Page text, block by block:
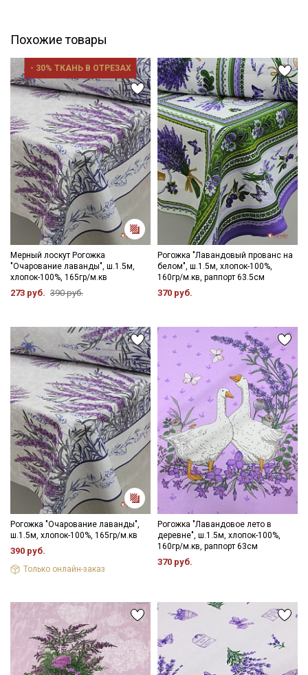
Рекомендации по уходу:
- максимальная температура стирки до 40С в деликатном
режиме;
- стирать отдельно от светлых вещей;
- противопоказано употребление отбеливателей;
- сушить в подвешенном состоянии;
- гладить с изнаночной стороны.
Цветопередача может отличаться от оригинального цвета
ткани в зависимости от настроек вашего монитора, и в
зависимости от партии тон ткани может отличаться.
Похожие товары
- 30% ТКАНЬ В ОТРЕЗАХ
Мерный лоскут Рогожка
"Очарование лаванды", ш.1.5м,
хлопок-100%, 165гр/м.кв
273 руб. 390 руб.
Рогожка "Лавандовый прованс на
белом", ш.1.5м, хлопок-100%,
160гр/м.кв, раппорт 63.5см
370 руб.
Рогожка "Очарование лаванды",
ш.1.5м, хлопок-100%, 165гр/м.кв
390 руб.
Только онлайн-заказ
Рогожка "Лавандовое лето в
деревне", ш.1.5м, хлопок-100%,
160гр/м.кв, раппорт 63см
370 руб.
Секретная рассылка от Купава
Мы публикуем здесь дополнительные
промокоды и скидки до 30% на узкие
категории тканей
Электронная почта
Подписаться
Ознакомлен(а) с
Политикой обработки персональных
данных
информационных рассылок